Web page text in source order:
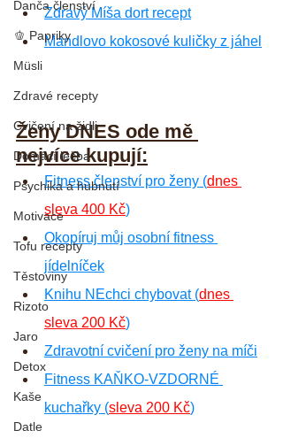
Danča členství
🫑 Papriky
Müsli
Zdravé recepty
Cvičení na židli
Domácí léčba
Psychika a hubnutí
Motivace
Tofu recepty
Těstoviny
Rizoto
Jaro
Detox
Kaše
Datle
Zdravý Míša dort recept
Mandlovo kokosové kuličky z jáhel
Ženy DNES ode mě
nejvíce kupují:
Fitness členství pro ženy (dnes
sleva 400 Kč)
Okopíruj můj osobní fitness
jídelníček
Knihu NEchci chybovat (dnes
sleva 200 Kč)
Zdravotní cvičení pro ženy na míči
Fitness KAŇKO-VZDORNÉ
kuchařky (sleva 200 Kč)